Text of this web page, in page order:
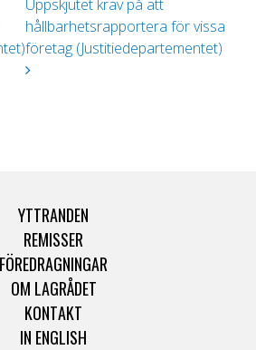
Uppskjutet krav på att
hållbarhetsrapportera för vissa
företag (Justitiedepartementet)
YTTRANDEN
REMISSER
FÖREDRAGNINGAR
OM LAGRÅDET
KONTAKT
IN ENGLISH